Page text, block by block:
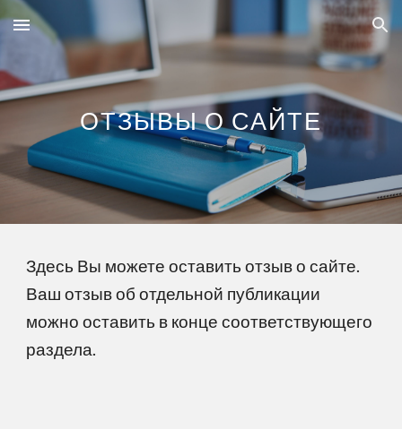
Skip to main content Skip to navigation
ОТЗЫВЫ О САЙТЕ
Здесь Вы можете оставить отзыв о сайте.
Ваш отзыв об отдельной публикации
можно оставить в конце соответствующего
раздела.